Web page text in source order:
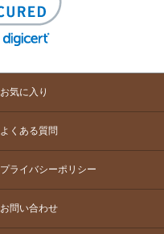
お気に入り
よくある質問
プライバシーポリシー
お問い合わせ